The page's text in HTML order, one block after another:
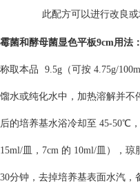
此配方可以进行改良
霉菌和酵母菌显色平板9cm用法 ：
称取本品 9.5g（可按 4.75g/
馏水或纯化水中，加热溶解并不
后的培养基水浴冷却至 45-50℃
15ml/皿，7cm 的 10ml/皿），
30分钟，去掉培养基表面水汽，